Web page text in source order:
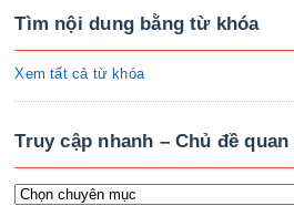
Tìm nội dung bằng từ khóa
Xem tất cả từ khóa
Truy cập nhanh – Chủ đề quan